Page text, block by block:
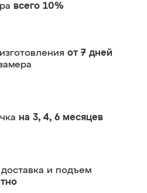
всего 10%
от 7 дней
на 3, 4, 6 месяцев
доставка и подъем